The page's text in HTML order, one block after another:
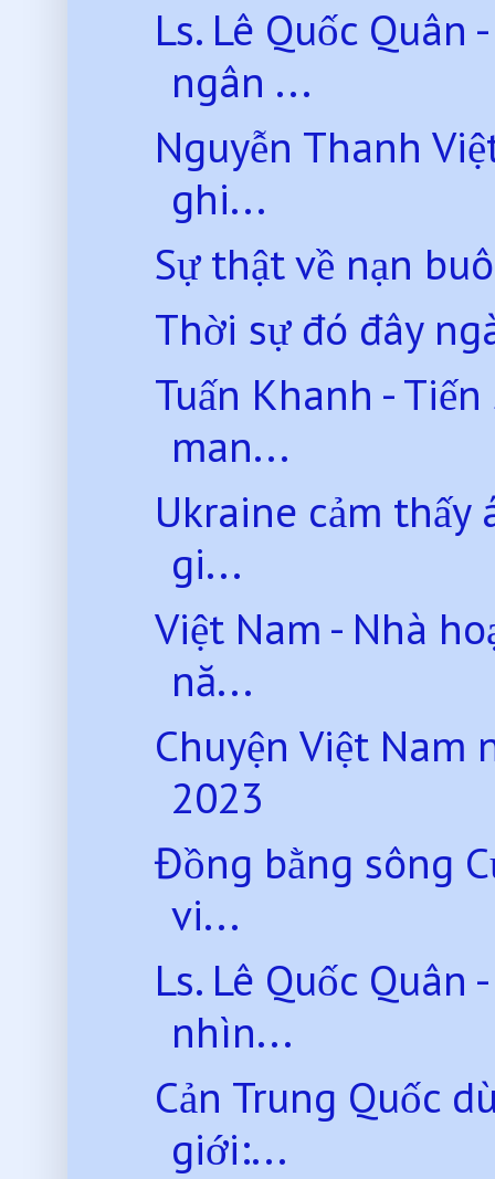
Ls. Lê Quốc
ngân ...
Nguyễn Thanh
ghi...
Sự thật về nạn
Thời sự đó đây
Tuấn Khanh -
man...
Ukraine cảm
gi...
Việt Nam - Nhà
nă...
Chuyện Việt
2023
Đồng bằng sông
vi...
Ls. Lê Quốc Quân
nhìn...
Cản Trung Quốc
giới:...